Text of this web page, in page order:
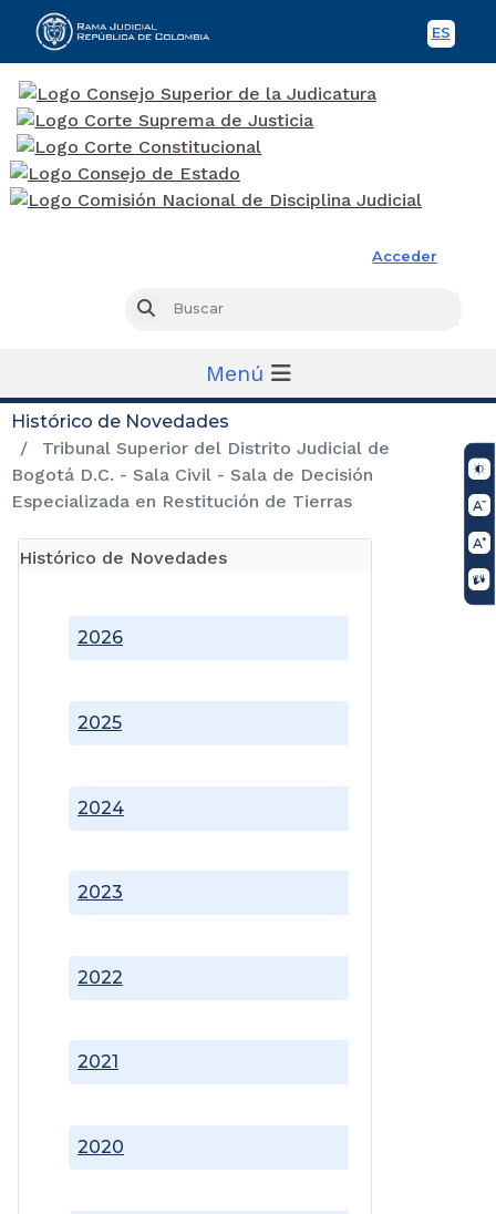
ES
Acceder
Buscar
Menú
Histórico de Novedades
Tribunal Superior del Distrito Judicial de
Bogotá D.C. - Sala Civil - Sala de Decisión
Especializada en Restitución de Tierras
Histórico de Novedades
2020
2021
2022
2023
2024
2025
2026